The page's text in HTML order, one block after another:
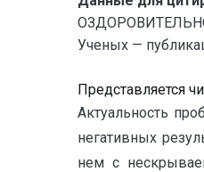
Ученых —
Представляется
Актуальность
негативных
нем с